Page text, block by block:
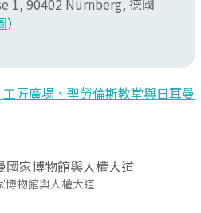
1, 90402 Nürnberg, 德國
）
工匠廣場、聖勞倫斯教堂與日耳曼
博物館與人權大道